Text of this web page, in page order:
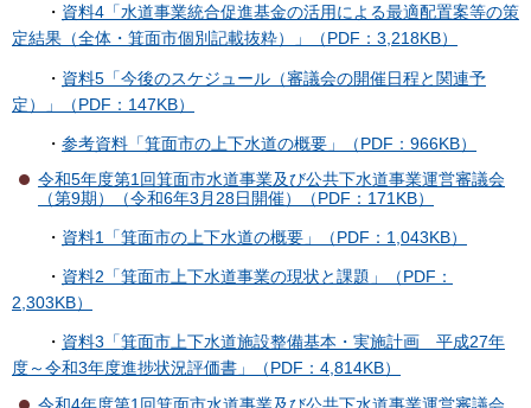
・ 資料4「水道事業統合促進基金の活用による最適配置案等の策
定結果（全体・箕面市個別記載抜粋）」（PDF：3,218KB）
・ 資料5「今後のスケジュール（審議会の開催日程と関連予
定）」（PDF：147KB）
・ 参考資料「箕面市の上下水道の概要」（PDF：966KB）
令和5年度第1回箕面市水道事業及び公共下水道事業運営審議会
（第9期）（令和6年3月28日開催）（PDF：171KB）
・ 資料1「箕面市の上下水道の概要」（PDF：1,043KB）
・ 資料2「箕面市上下水道事業の現状と課題」（PDF：
2,303KB）
・ 資料3「箕面市上下水道施設整備基本・実施計画 平成27年
度～令和3年度進捗状況評価書」（PDF：4,814KB）
令和4年度第1回箕面市水道事業及び公共下水道事業運営審議会